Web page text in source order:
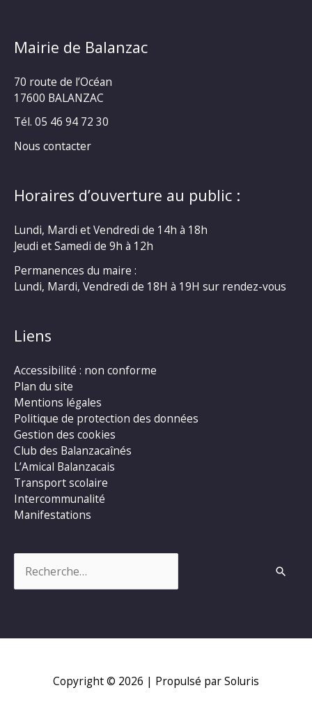
Mairie de Balanzac
70 route de l’Océan
17600 BALANZAC
Tél. 05 46 94 72 30
Nous contacter
Horaires d’ouverture au public :
Lundi, Mardi et Vendredi de 14h à 18h
Jeudi et Samedi de 9h à 12h
Permanences du maire :
Lundi, Mardi, Vendredi de 18H à 19H sur rendez-vous
Liens
Accessibilité : non conforme
Plan du site
Mentions légales
Politique de protection des données
Gestion des cookies
Club des Balanzacaînés
L’Amical Balanzacais
Transport scolaire
Intercommunalité
Manifestations
Copyright © 2026 | Propulsé par Soluris